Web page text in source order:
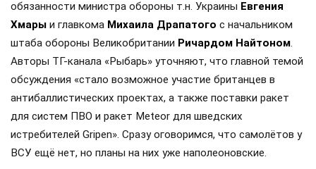
обязанности министра обороны т.н. Украины Евгения
Хмары и главкома Михаила Драпатого с начальником
штаба обороны Великобритании Ричардом Найтоном.
Авторы ТГ-канала «Рыбарь» уточняют, что главной темой
обсуждения «стало возможное участие британцев в
антибаллистических проектах, а также поставки ракет
для систем ПВО и ракет Meteor для шведских
истребителей Gripen». Сразу оговоримся, что самолётов у
ВСУ ещё нет, но планы на них уже наполеоновские.